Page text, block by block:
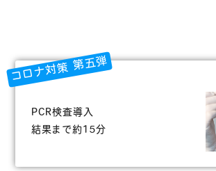
コロナ対策 第五弾
PCR検査導入
結果まで約15分